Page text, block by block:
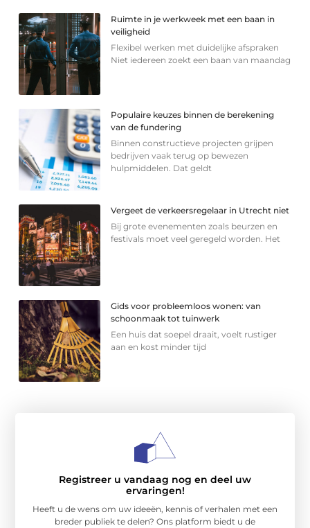
Ruimte in je werkweek met een baan in
veiligheid
Flexibel werken met duidelijke afspraken
Niet iedereen zoekt een baan van maandag
Populaire keuzes binnen de berekening
van de fundering
Binnen constructieve projecten grijpen
bedrijven vaak terug op bewezen
hulpmiddelen. Dat geldt
Vergeet de verkeersregelaar in Utrecht niet
Bij grote evenementen zoals beurzen en
festivals moet veel geregeld worden. Het
Gids voor probleemloos wonen: van
schoonmaak tot tuinwerk
Een huis dat soepel draait, voelt rustiger
aan en kost minder tijd
Registreer u vandaag nog en deel uw
ervaringen!
Heeft u de wens om uw ideeën, kennis of verhalen met een
breder publiek te delen? Ons platform biedt u de